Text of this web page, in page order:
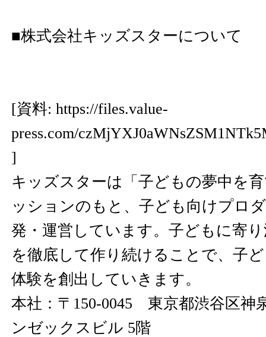
■株式会社キッズスターについて
[資料: https://files.value-
press.com/
]
キッズスターは「子どもの夢中を
ッションのもと、子ども向けプロ
発・運営しています。子どもに寄
を徹底して作り続けることで、子
体験を創出していきます。
本社：〒150-0045 東京都渋谷区神
ンゼックスビル 5階